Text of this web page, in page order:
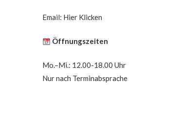
Email: Hier Klicken
Öffnungszeiten
Mo.–Mi.: 12.00-18.00 Uhr
Nur nach Terminabsprache